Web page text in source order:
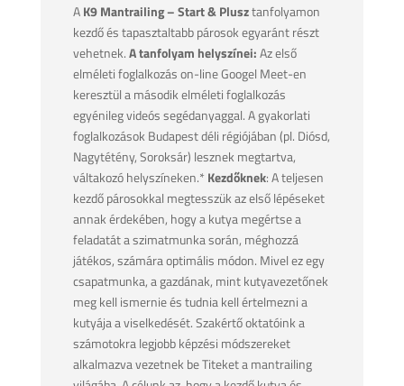
AK9 Mantrailing – Start & Plusztanfolyamon
kezdő és tapasztaltabb párosok egyaránt részt
vehetnek.A tanfolyam helyszínei:Az első
elméleti foglalkozás on-line Googel Meet-en
keresztül a második elméleti foglalkozás
egyénileg videós segédanyaggal. A gyakorlati
foglalkozások Budapest déli régiójában (pl. Diósd,
Nagytétény, Soroksár) lesznek megtartva,
váltakozó helyszíneken.* Kezdőknek: A teljesen
kezdő párosokkal megtesszük az első lépéseket
annak érdekében, hogy a kutya megértse a
feladatát a szimatmunka során, méghozzá
játékos, számára optimális módon. Mivel ez egy
csapatmunka, a gazdának, mint kutyavezetőnek
meg kell ismernie és tudnia kell értelmezni a
kutyája a viselkedését. Szakértő oktatóink a
számotokra legjobb képzési módszereket
alkalmazva vezetnek be Titeket a mantrailing